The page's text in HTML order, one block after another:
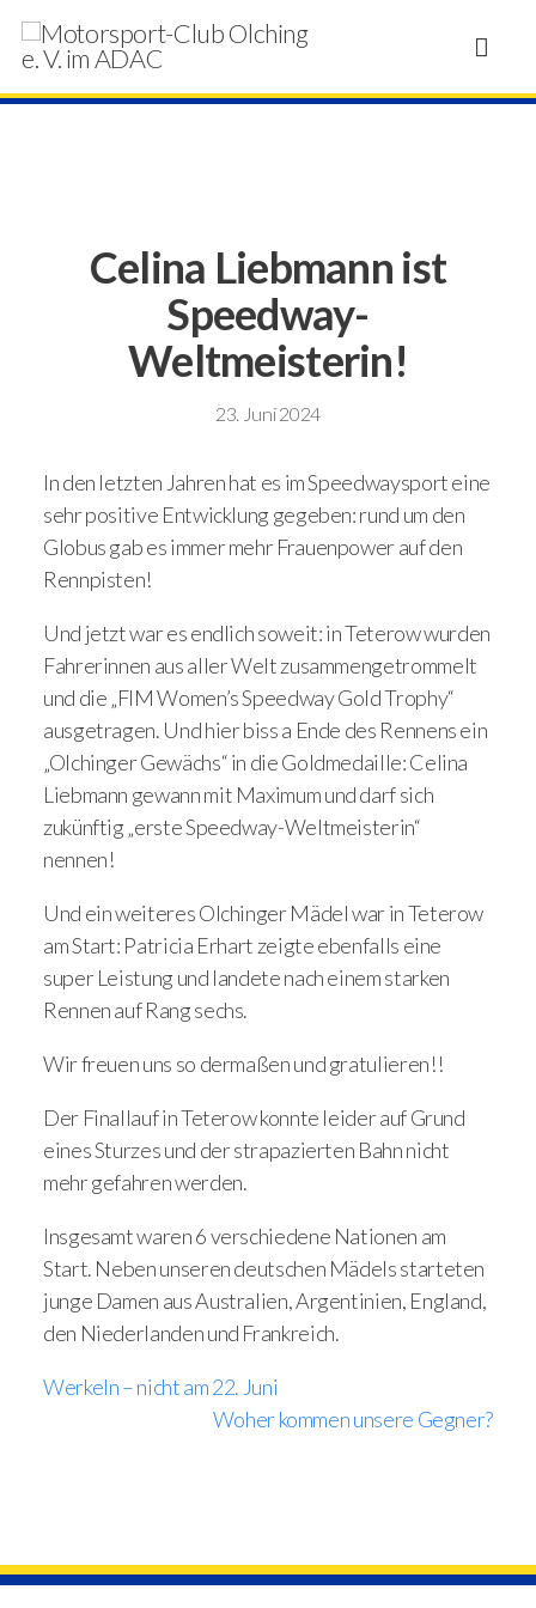
Celina Liebmann ist
Speedway-
Weltmeisterin!
23. Juni 2024
In den letzten Jahren hat es im Speedwaysport eine
sehr positive Entwicklung gegeben: rund um den
Globus gab es immer mehr Frauenpower auf den
Rennpisten!
Und jetzt war es endlich soweit: in Teterow wurden
Fahrerinnen aus aller Welt zusammengetrommelt
und die „FIM Women’s Speedway Gold Trophy“
ausgetragen. Und hier biss a Ende des Rennens ein
„Olchinger Gewächs“ in die Goldmedaille: Celina
Liebmann gewann mit Maximum und darf sich
zukünftig „erste Speedway-Weltmeisterin“
nennen!
Und ein weiteres Olchinger Mädel war in Teterow
am Start: Patricia Erhart zeigte ebenfalls eine
super Leistung und landete nach einem starken
Rennen auf Rang sechs.
Wir freuen uns so dermaßen und gratulieren!!
Der Finallauf in Teterow konnte leider auf Grund
eines Sturzes und der strapazierten Bahn nicht
mehr gefahren werden.
Insgesamt waren 6 verschiedene Nationen am
Start. Neben unseren deutschen Mädels starteten
junge Damen aus Australien, Argentinien, England,
den Niederlanden und Frankreich.
Werkeln – nicht am 22. Juni
Woher kommen unsere Gegner?